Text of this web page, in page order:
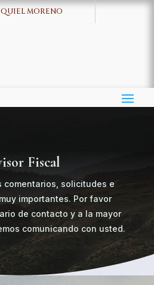
MORENO
Fiscal
comentarios, solicitudes e
importantes. Por favor
de contacto y a la mayor
comunicando con usted.